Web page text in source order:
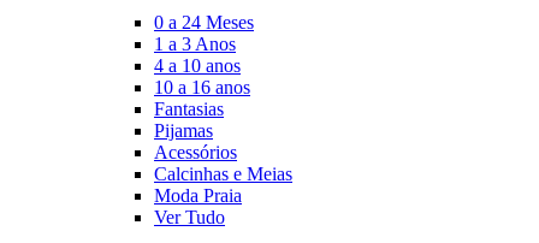
0 a 24 Meses
1 a 3 Anos
4 a 10 anos
10 a 16 anos
Fantasias
Pijamas
Acessórios
Calcinhas e Meias
Moda Praia
Ver Tudo